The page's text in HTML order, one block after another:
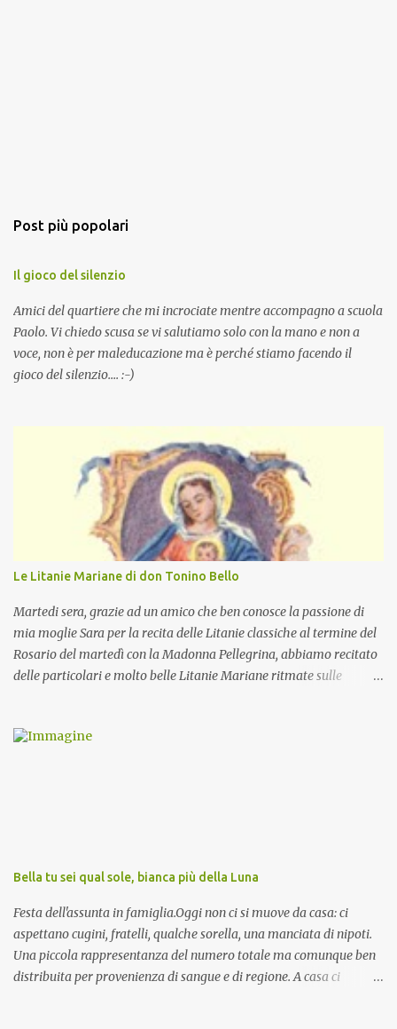
Post più popolari
Il gioco del silenzio
Amici del quartiere che mi incrociate mentre accompagno a scuola
Paolo. Vi chiedo scusa se vi salutiamo solo con la mano e non a
voce, non è per maleducazione ma è perché stiamo facendo il
gioco del silenzio.... :-)
Le Litanie Mariane di don Tonino Bello
Martedi sera, grazie ad un amico che ben conosce la passione di
mia moglie Sara per la recita delle Litanie classiche al termine del
Rosario del martedì con la Madonna Pellegrina, abbiamo recitato
delle particolari e molto belle Litanie Mariane ritmate sulle
preghiera.
Bella tu sei qual sole, bianca più della Luna
Festa dell'assunta in famiglia.Oggi non ci si muove da casa: ci
aspettano cugini, fratelli, qualche sorella, una manciata di nipoti.
Una piccola rappresentanza del numero totale ma comunque ben
distribuita per provenienza di sangue e di regione. A casa ci